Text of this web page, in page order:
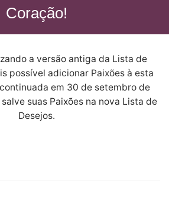
Coração!
a versão antiga da Lista de
possível adicionar Paixões à esta
em 30 de setembro de
suas Paixões na nova Lista de
Desejos.